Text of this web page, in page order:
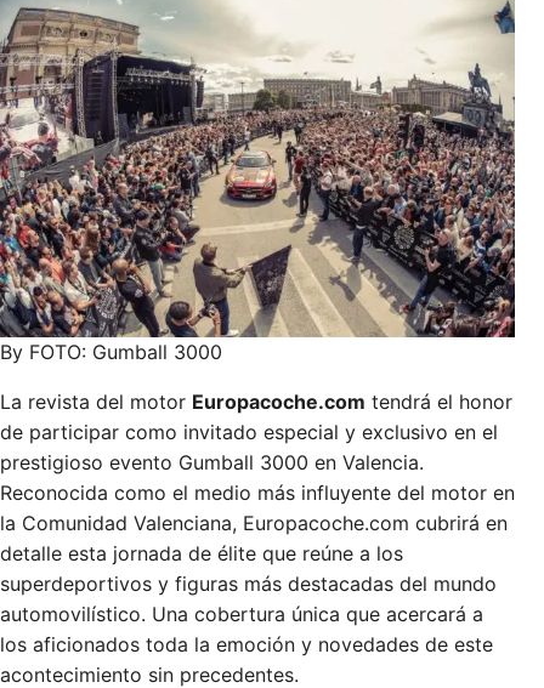
By FOTO: Gumball 3000
La revista del motor Europacoche.com tendrá el honor
de participar como invitado especial y exclusivo en el
prestigioso evento Gumball 3000 en Valencia.
Reconocida como el medio más influyente del motor en
la Comunidad Valenciana, Europacoche.com cubrirá en
detalle esta jornada de élite que reúne a los
superdeportivos y figuras más destacadas del mundo
automovilístico. Una cobertura única que acercará a
los aficionados toda la emoción y novedades de este
acontecimiento sin precedentes.